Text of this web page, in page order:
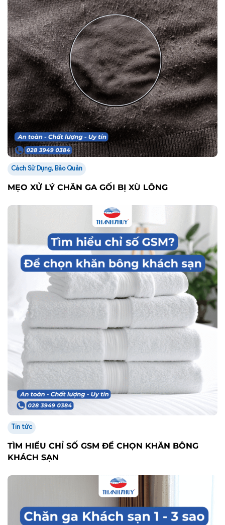
Cách Sử Dụng, Bảo Quản
MẸO XỬ LÝ CHĂN GA GỐI BỊ XÙ LÔNG
Tin tức
TÌM HIỂU CHỈ SỐ GSM ĐỂ CHỌN KHĂN BÔNG
KHÁCH SẠN